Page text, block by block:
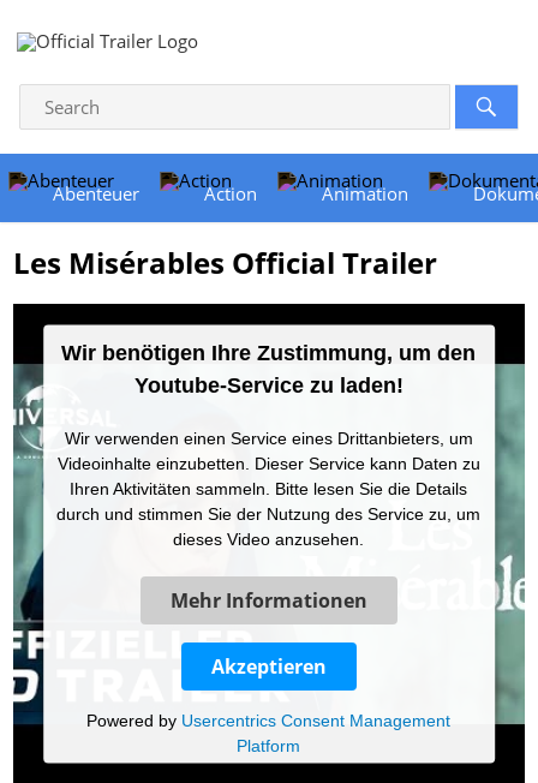
Abenteuer Action Animation
Les Misérables Official Trailer
Wir benötigen Ihre Zustimmung, um den
Youtube-Service zu laden!
Wir verwenden einen Service eines Drittanbieters, um
Videoinhalte einzubetten. Dieser Service kann Daten zu
Ihren Aktivitäten sammeln. Bitte lesen Sie die Details
durch und stimmen Sie der Nutzung des Service zu, um
dieses Video anzusehen.
Mehr Informationen
Akzeptieren
Powered by Usercentrics Consent Management
Platform